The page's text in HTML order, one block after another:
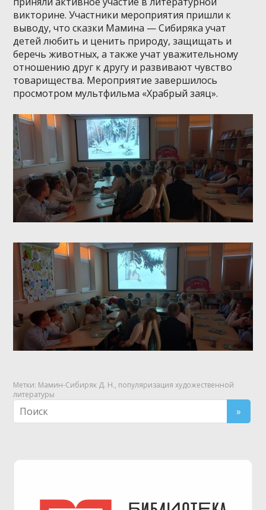
викторине. Участники мероприятия пришли к
выводу, что сказки Мамина — Сибиряка учат
детей любить и ценить природу, защищать и
беречь животных, а также учат уважительному
отношению друг к другу и развивают чувство
товарищества. Мероприятие завершилось
просмотром мультфильма «Храбрый заяц».
Метки: Мамин-Сибиряк Д. Н., популяризация художественной
литературы